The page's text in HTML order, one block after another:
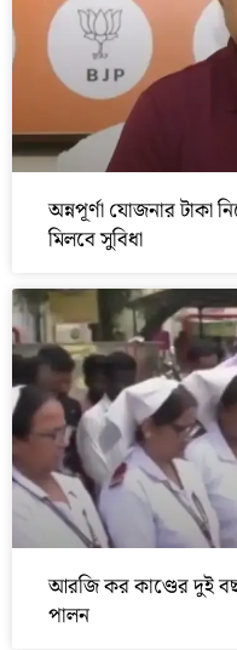
অন্নপূর্ণা যোজনার টাকা
মিলবে সুবিধা
আরজি কর কাণ্ডের দুই
পালন